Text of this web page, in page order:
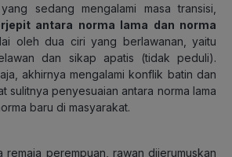
sedang mengalami masa transisi,
antara norma lama dan norma
oleh dua ciri yang berlawanan, yaitu
dan sikap apatis (tidak peduli).
akhirnya mengalami konflik batin dan
sulitnya penyesuaian antara norma lama
baru di masyarakat.
remaja perempuan, rawan dijerumuskan